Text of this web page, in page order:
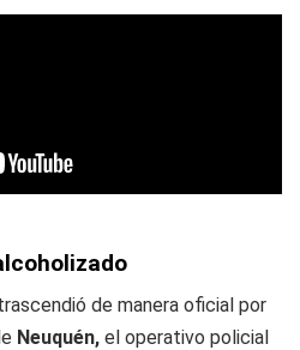
de manera oficial por
Neuquén, el operativo policial